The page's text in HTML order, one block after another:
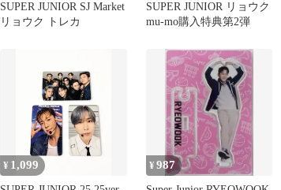
SUPER JUNIOR SJ Market
リョウク トレカ
SUPER JUNIOR リョウク
mu-mo購入特典第2弾
¥ 1,099 ¥987